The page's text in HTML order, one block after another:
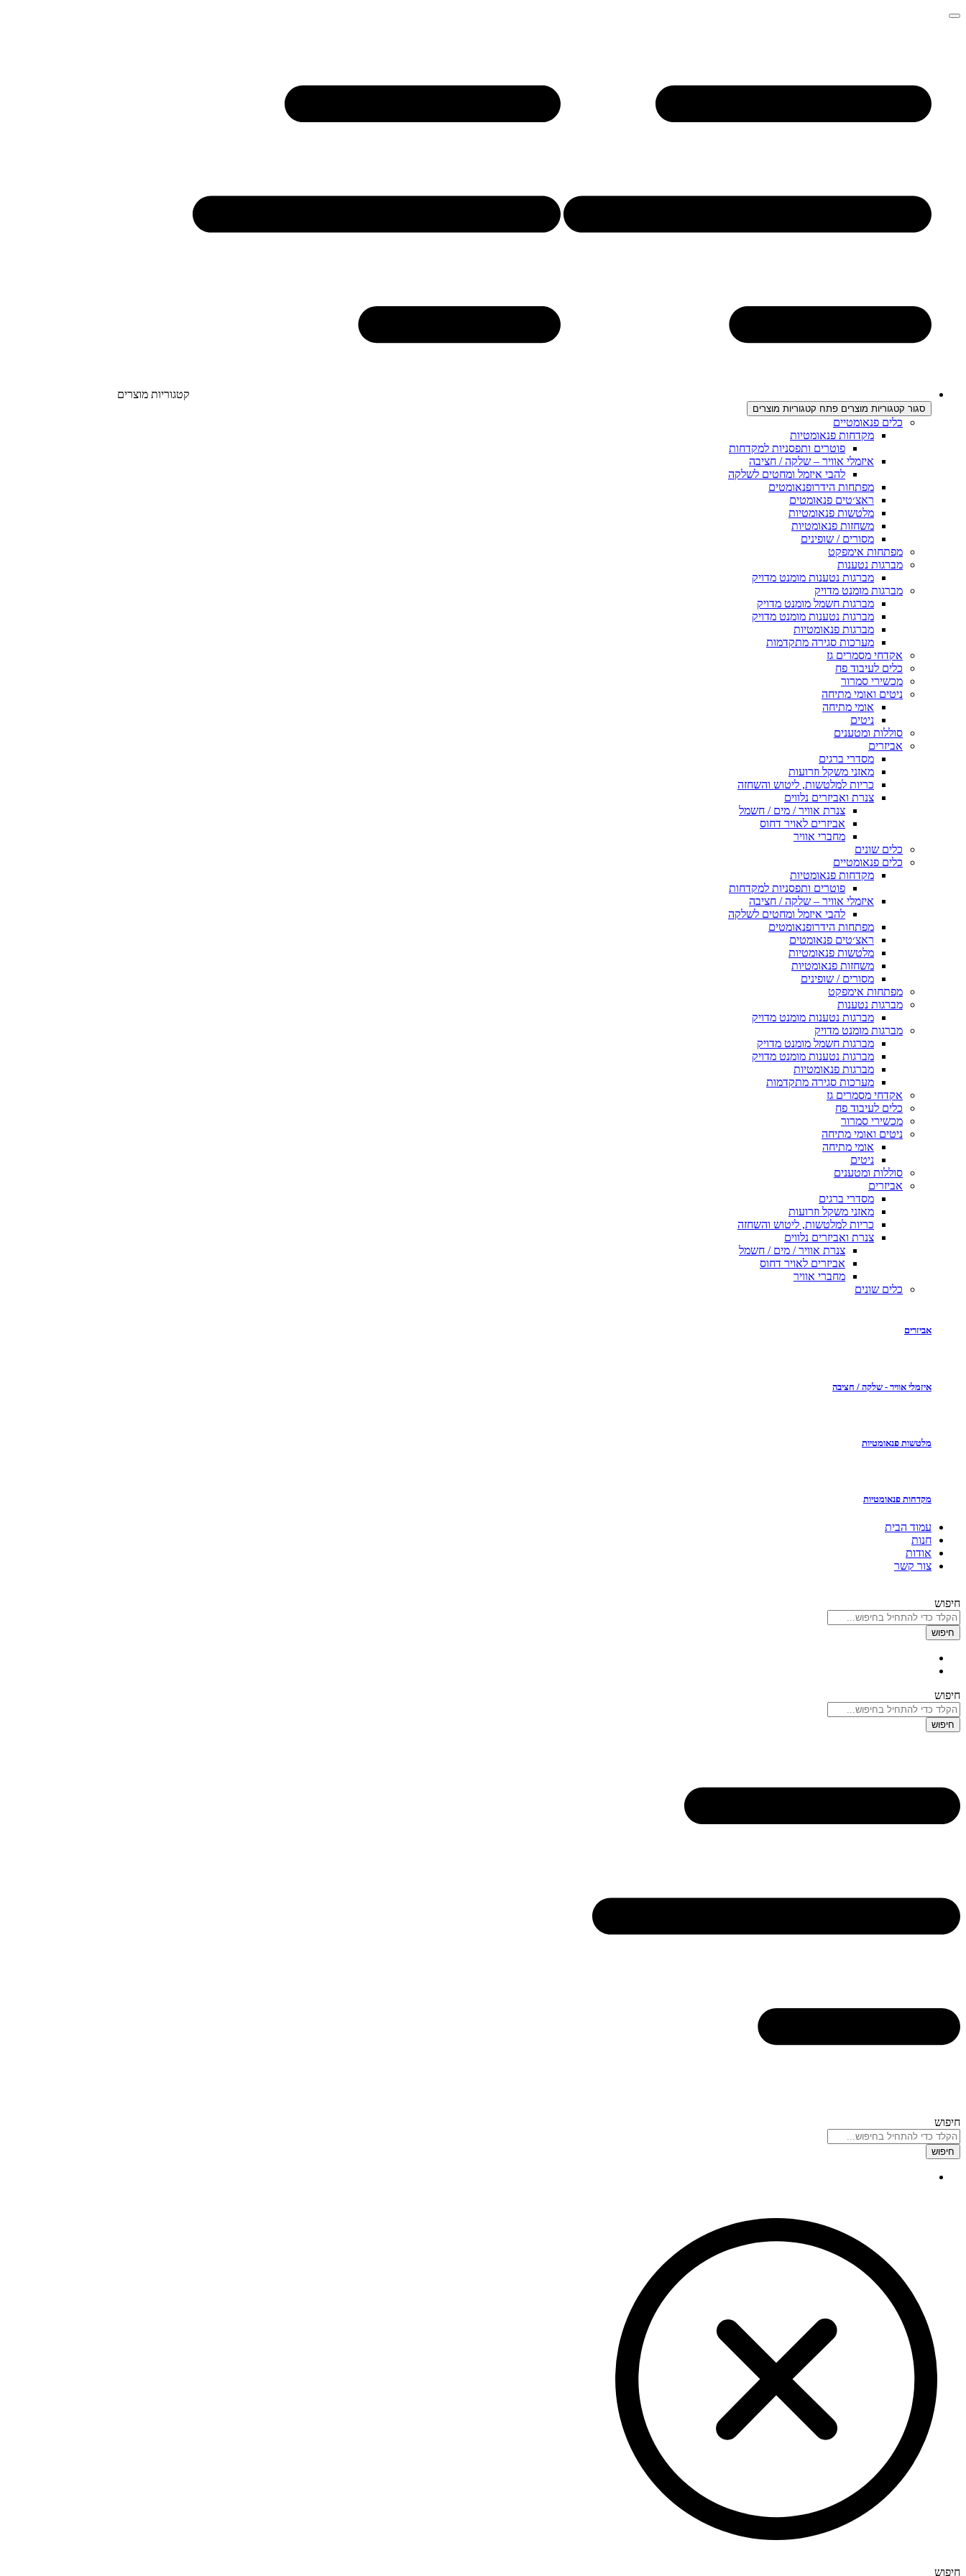
קטגוריות מוצרים
סגור קטגוריות מוצרים פתח קטגוריות מוצרים
כלים פנאומטיים
מקדחות פנאומטיות
פוטרים ותפסניות למקדחות
איזמלי אוויר – שלקה / חציבה
להבי איזמל ומחטים לשלקה
מפתחות הידרופנאומטים
ראצ׳טים פנאומטים
מלטשות פנאומטיות
משחזות פנאומטיות
מסורים / שופינים
מפתחות אימפקט
מברגות נטענות
מברגות נטענות מומנט מדויק
מברגות מומנט מדויק
מברגות חשמל מומנט מדויק
מברגות נטענות מומנט מדויק
מברגות פנאומטיות
מערכות סגירה מתקדמות
אקדחי מסמרים גז
כלים לעיבוד פח
מכשירי סמרור
ניטים ואומי מתיחה
אומי מתיחה
ניטים
סוללות ומטענים
אביזרים
מסדרי ברגים
מאזני משקל וזרועות
כריות למלטשות, ליטוש והשחזה
צנרת ואביזרים נלווים
צנרת אוויר / מים / חשמל
אביזרים לאויר דחוס
מחברי אוויר
כלים שונים
כלים פנאומטיים
מקדחות פנאומטיות
פוטרים ותפסניות למקדחות
איזמלי אוויר – שלקה / חציבה
להבי איזמל ומחטים לשלקה
מפתחות הידרופנאומטים
ראצ׳טים פנאומטים
מלטשות פנאומטיות
משחזות פנאומטיות
מסורים / שופינים
מפתחות אימפקט
מברגות נטענות
מברגות נטענות מומנט מדויק
מברגות מומנט מדויק
מברגות חשמל מומנט מדויק
מברגות נטענות מומנט מדויק
מברגות פנאומטיות
מערכות סגירה מתקדמות
אקדחי מסמרים גז
כלים לעיבוד פח
מכשירי סמרור
ניטים ואומי מתיחה
אומי מתיחה
ניטים
סוללות ומטענים
אביזרים
מסדרי ברגים
מאזני משקל וזרועות
כריות למלטשות, ליטוש והשחזה
צנרת ואביזרים נלווים
צנרת אוויר / מים / חשמל
אביזרים לאויר דחוס
מחברי אוויר
כלים שונים
אביזרים
איזמלי אוויר - שלקה / חציבה
מלטשות פנאומטיות
מקדחות פנאומטיות
עמוד הבית
חנות
אודות
צור קשר
חיפוש
חיפוש
חיפוש
חיפוש
חיפוש
חיפוש
חיפוש